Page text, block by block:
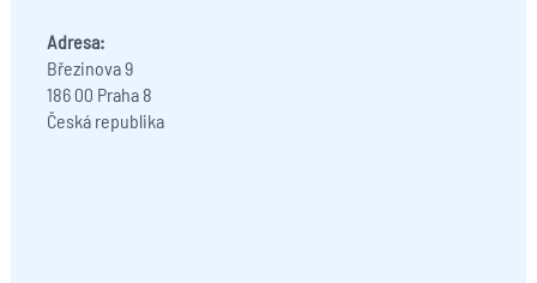
Adresa:
Březinova 9
186 00 Praha 8
Česká republika